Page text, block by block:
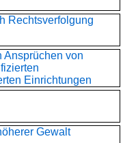
Rechtsverfolgung
Ansprüchen von
Einrichtungen
Gewalt